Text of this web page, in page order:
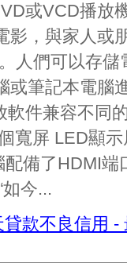
或VCD播放
影，與家人或
人們可以存
或筆記本電腦
件兼容不同
寬屏 LED顯
備了HDMI
今...
貸款不良信用 -